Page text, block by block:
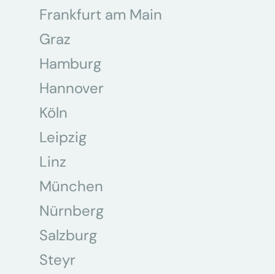
Frankfurt am Main
Graz
Hamburg
Hannover
Köln
Leipzig
Linz
München
Nürnberg
Salzburg
Steyr